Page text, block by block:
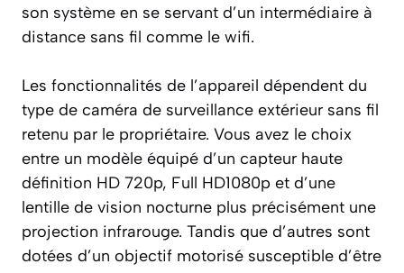
son système en se servant d’un intermédiaire à
distance sans fil comme le wifi.
Les fonctionnalités de l’appareil dépendent du
type de caméra de surveillance extérieur sans fil
retenu par le propriétaire. Vous avez le choix
entre un modèle équipé d’un capteur haute
définition HD 720p, Full HD1080p et d’une
lentille de vision nocturne plus précisément une
projection infrarouge. Tandis que d’autres sont
dotées d’un objectif motorisé susceptible d’être